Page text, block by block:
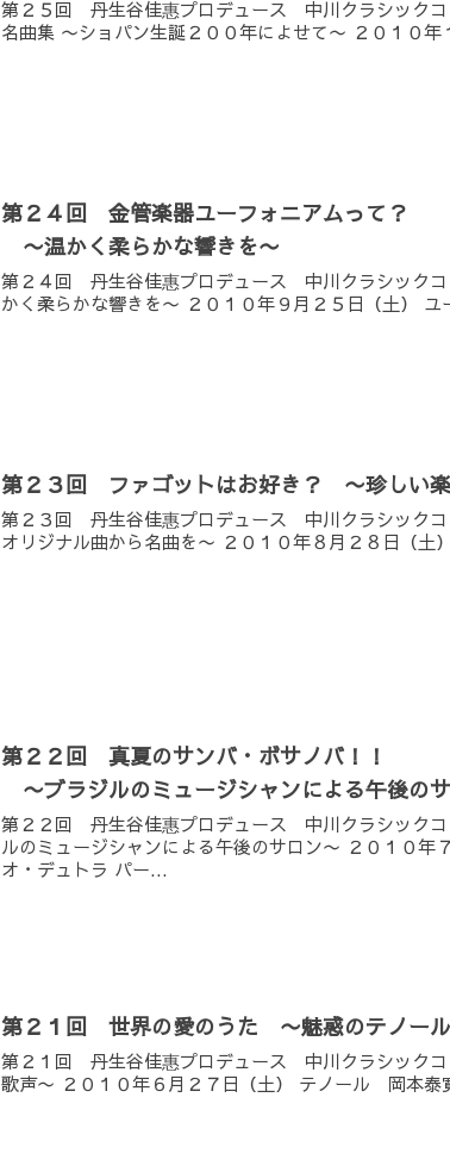
第２５回 丹生谷佳惠プロデュース 中川クラシック
名曲集 〜ショパン生誕２００年によせて〜 ２０１０
第２４回 金管楽器ユーフォニアムって？
〜温かく柔らかな響きを〜
第２４回 丹生谷佳惠プロデュース 中川クラシック
かく柔らかな響きを〜 ２０１０年９月２５日（土）
第２３回 ファゴットはお好き？ 〜珍しい
第２３回 丹生谷佳惠プロデュース 中川クラシックコ
オリジナル曲から名曲を〜 ２０１０年８月２８日（
第２２回 真夏のサンバ・ボサノバ！！
〜ブラジルのミュージシャンによる午後の
第２２回 丹生谷佳惠プロデュース 中川クラシックコ
ルのミュージシャンによる午後のサロン〜 ２０１０
オ・デュトラ パー...
第２１回 世界の愛のうた 〜魅惑のテノー
第２１回 丹生谷佳惠プロデュース 中川クラシック
歌声〜 ２０１０年６月２７日（土） テノール 岡本